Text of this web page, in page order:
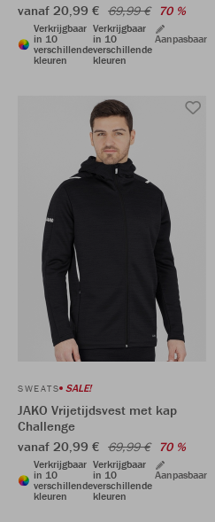
vanaf 20,99 € 69,99 € 70 %
Verkrijgbaar
in 10
verschillende
kleuren
Verkrijgbaar
in 10
verschillende
kleuren
Aanpasbaar
SWEATS SALE!
JAKO Vrijetijdsvest met kap
Challenge
vanaf 20,99 € 69,99 € 70 %
Verkrijgbaar
in 10
verschillende
kleuren
Verkrijgbaar
in 10
verschillende
kleuren
Aanpasbaar